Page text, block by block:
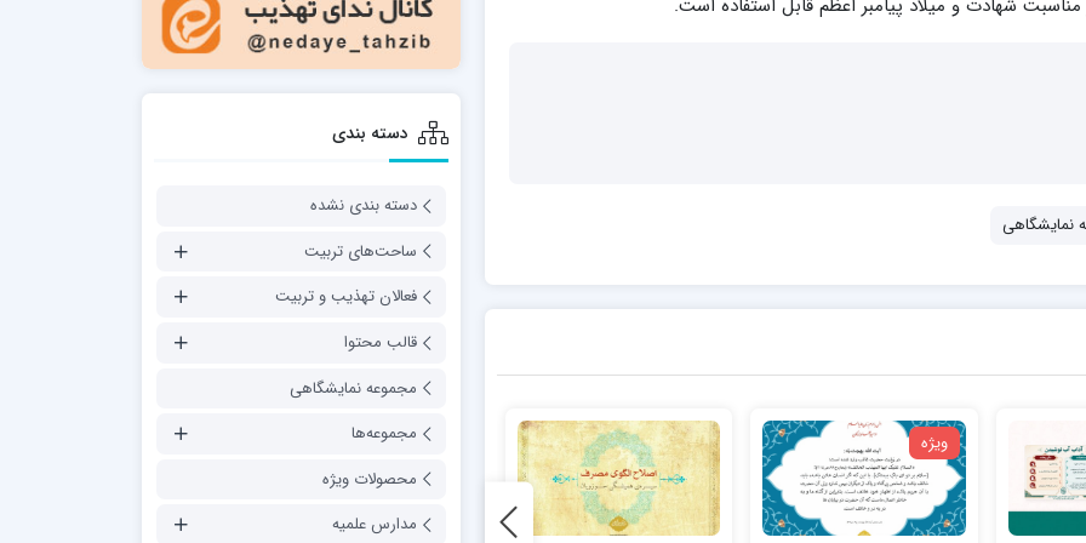
شهادت و میلاد پیامبر اعظم قابل استفاده است.
نمایشگاهی
ویژه
دسته بندی
دسته بندی نشده
ساحت‌های تربیت
فعالان تهذیب و تربیت
قالب محتوا
مجموعه نمایشگاهی
مجموعه‌ها
محصولات ویژه
مدارس علمیه